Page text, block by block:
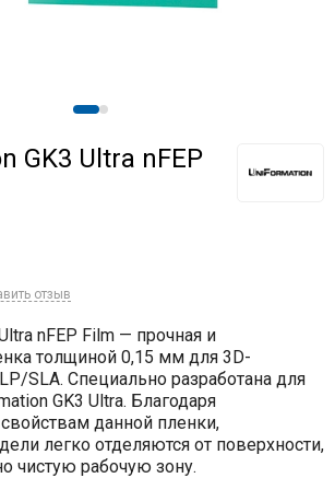
GK3 Ultra nFEP
отзыв
nFEP Film — прочная и
толщиной 0,15 мм для 3D-
SLA. Специально разработана для
GK3 Ultra. Благодаря
данной пленки,
легко отделяются от поверхности,
чистую рабочую зону.